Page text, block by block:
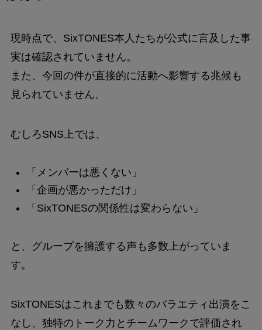
現時点で、SixTONES本人たちが公式に言及した事
実は確認されていません。
また、今回の件が直接的に活動へ影響する兆候も
見られていません。
むしろSNS上では、
「メンバーは悪くない」
「企画が悪かっただけ」
「SixTONESの関係性は変わらない」
と、グループを擁護する声も多数上がっていま
す。
SixTONESはこれまでも数々のバラエティ出演をこ
なし、独特のトーク力とチームワークで評価され